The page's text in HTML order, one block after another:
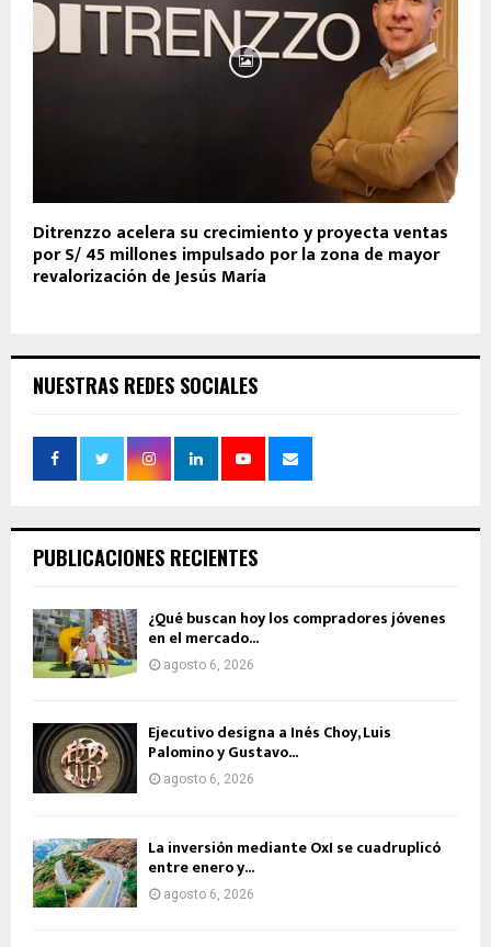
Ditrenzzo acelera su crecimiento y proyecta ventas
por S/ 45 millones impulsado por la zona de mayor
revalorización de Jesús María
NUESTRAS REDES SOCIALES
PUBLICACIONES RECIENTES
¿Qué buscan hoy los compradores jóvenes
en el mercado...
agosto 6, 2026
Ejecutivo designa a Inés Choy, Luis
Palomino y Gustavo...
agosto 6, 2026
La inversión mediante OxI se cuadruplicó
entre enero y...
agosto 6, 2026